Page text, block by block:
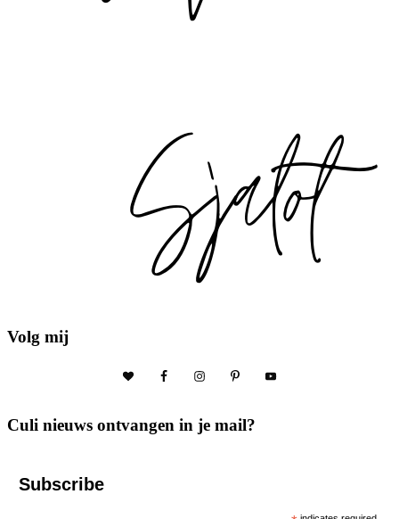
Volg mij
Culi nieuws ontvangen in je mail?
Subscribe